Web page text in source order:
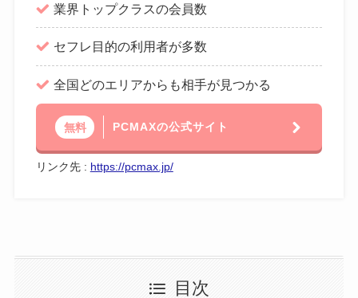
業界トップクラスの会員数
セフレ目的の利用者が多数
全国どのエリアからも相手が見つかる
無料 PCMAXの公式サイト
リンク先 : https://pcmax.jp/
目次